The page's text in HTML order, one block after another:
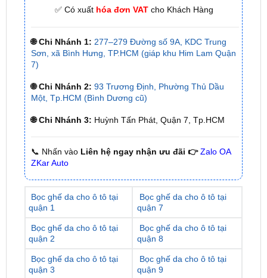
🌐 Chi Nhánh 1: 277–279 Đường số 9A, KDC Trung
🌐 Chi Nhánh 2: 93 Trương Định, Phường Thủ Dầu
Một, Tp.HCM (Bình Dương cũ)
🌐 Chi Nhánh 3: Huỳnh Tấn Phát, Quận 7, Tp.HCM
📞 Nhấn vàoLiên hệ ngay nhận ưu đãi 👉 Zalo OA
Bọc ghế da cho ô tô tại
quận 1
Bọc ghế da cho ô tô tại
quận 2
Bọc ghế da cho ô tô tại
quận 8
Bọc ghế da cho ô tô tại
quận 3
Bọc ghế da cho ô tô tại
quận 9
Bọc ghế da cho ô tô tại
quận 4
Bọc ghế da cho ô tô tại
quận 10